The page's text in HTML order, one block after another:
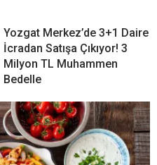
Yozgat Merkez’de 3+1 Daire
İcradan Satışa Çıkıyor! 3
Milyon TL Muhammen
Bedelle